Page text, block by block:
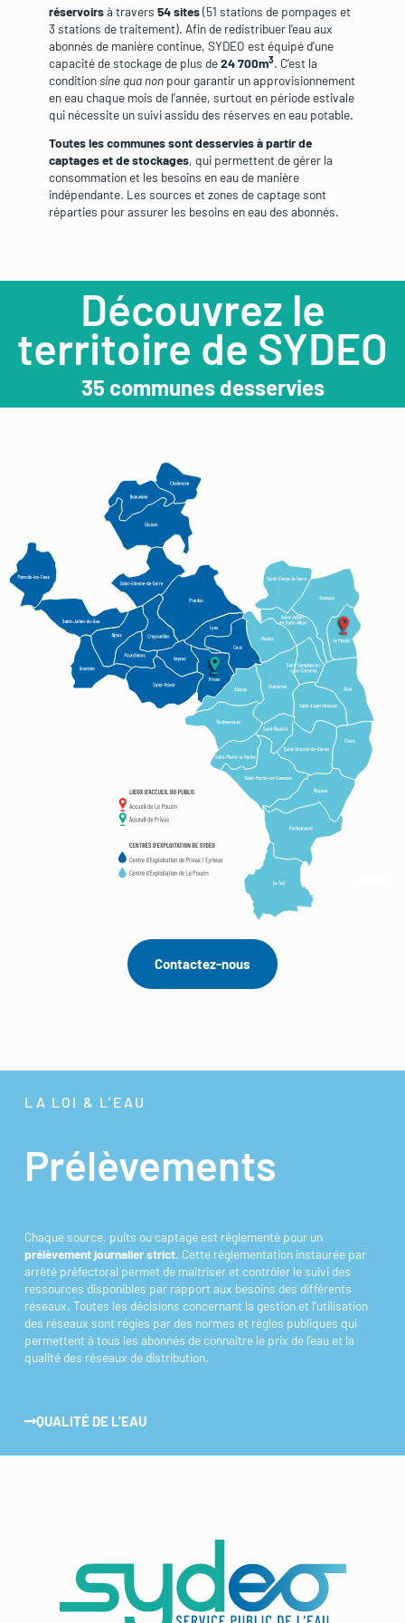
réservoirsà travers54 sites(51 stations de pompages et
3 stations de traitement). Afin de redistribuer l’eau aux
abonnés de manière continue, SYDEO est équipé d’une
capacité de stockage de plus de24 700m3. C’est la
conditionsine qua non pour garantir un approvisionnement
en eau chaque mois de l’année, surtout en période estivale
qui nécessite un suivi assidu des réserves en eau potable.
Toutes les communes sont desservies à partir de
captages et de stockages, qui permettent de gérer la
consommation et les besoins en eau de manière
indépendante. Les sources et zones de captage sont
réparties pour assurer les besoins en eau des abonnés.
Découvrez le
territoire de SYDEO
35 communes desservies
Contactez-nous
LA LOI & L'EAU
Prélèvements
Chaque source, puits ou captage est réglementé pour un
prélèvement journalier strict. Cette réglementation instaurée par
arrêté préfectoral permet de maîtriser et contrôler le suivi des
ressources disponibles par rapport aux besoins des différents
réseaux. Toutes les décisions concernant la gestion et l’utilisation
des réseaux sont régies par des normes et règles publiques qui
permettent à tous les abonnés de connaître le prix de l’eau et la
qualité des réseaux de distribution.
QUALITÉ DE L'EAU